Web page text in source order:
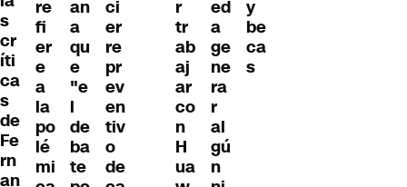
s
cr
íti
ca
s
de
Fe
rn
an
re
fi
er
e
a
la
po
lé
mi
an
a
qu
e
"e
l
de
ba
te
ci
er
re
pr
ev
en
tiv
o
de
r
tr
ab
aj
ar
co
n
H
ua
ed
a
ge
ne
ra
r
al
gú
n
y
be
ca
s